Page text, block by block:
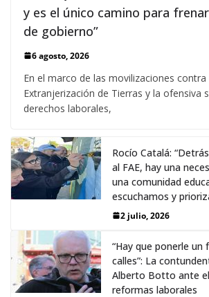
y es el único camino para
de gobierno”
6 agosto, 2026
En el marco de las movilizaciones contra
Extranjerización de Tierras y la ofensiva
derechos laborales,
Rocío Catalá:
al FAE, hay una
una comunidad
escuchamos y
2 julio, 2026
“Hay que ponerle un
calles”: La
Alberto Botto ante
reformas laborales